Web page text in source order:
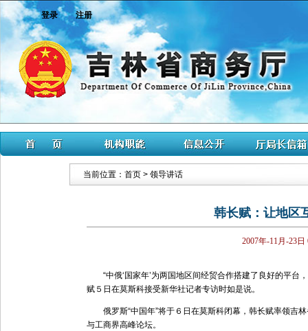
登录 注册
当前位置： 首页> 领导讲话
韩长赋：让地区
2007年-11月-23
“中俄‘国家年’为两国地区间经贸合作搭建了良好的平台
赋５日在莫斯科接受新华社记者专访时如是说。
俄罗斯“中国年”将于６日在莫斯科闭幕，韩长赋率领吉林
与工商界高峰论坛。